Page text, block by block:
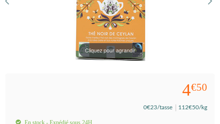
Cliquez pour agrandir
4€50
0€23/tasse 112€50/kg
En stock - Expédié sous 24H